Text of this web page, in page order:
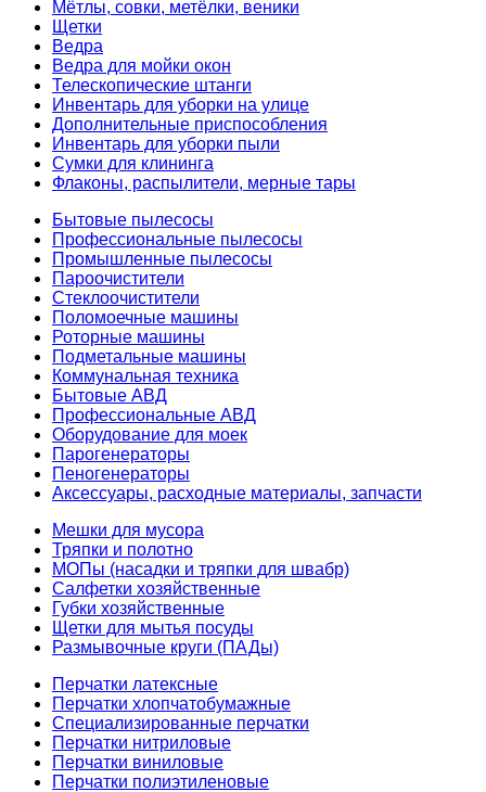
Мётлы, совки, метёлки, веники
Щетки
Ведра
Ведра для мойки окон
Телескопические штанги
Инвентарь для уборки на улице
Дополнительные приспособления
Инвентарь для уборки пыли
Сумки для клининга
Флаконы, распылители, мерные тары
Бытовые пылесосы
Профессиональные пылесосы
Промышленные пылесосы
Пароочистители
Стеклоочистители
Поломоечные машины
Роторные машины
Подметальные машины
Коммунальная техника
Бытовые АВД
Профессиональные АВД
Оборудование для моек
Парогенераторы
Пеногенераторы
Аксессуары, расходные материалы, запчасти
Мешки для мусора
Тряпки и полотно
МОПы (насадки и тряпки для швабр)
Салфетки хозяйственные
Губки хозяйственные
Щетки для мытья посуды
Размывочные круги (ПАДы)
Перчатки латексные
Перчатки хлопчатобумажные
Специализированные перчатки
Перчатки нитриловые
Перчатки виниловые
Перчатки полиэтиленовые